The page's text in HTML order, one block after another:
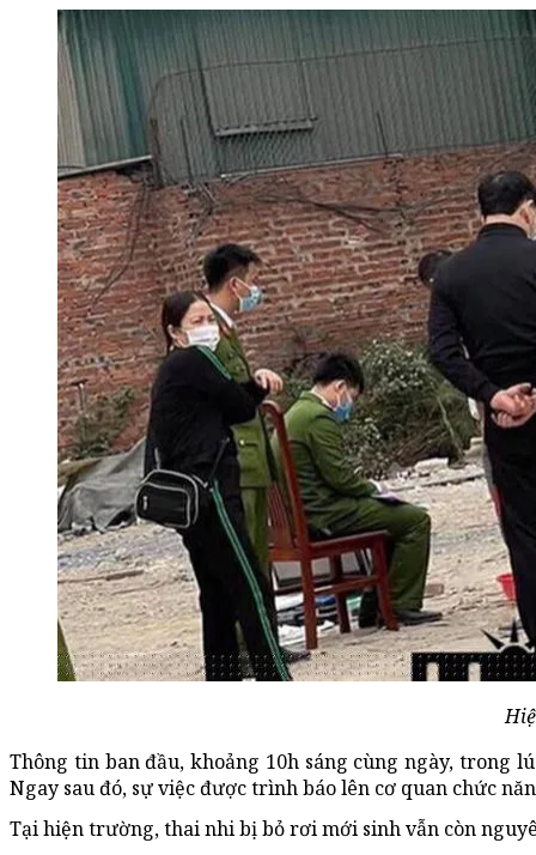
Thông tin ban đầu, khoảng 10h sáng cùng ngày,
Ngay sau đó, sự việc được trình báo lên cơ quan chức
Tại hiện trường, thai nhi bị bỏ rơi mới sinh vẫn còn